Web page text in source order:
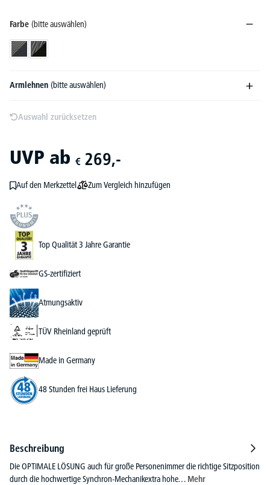
Farbe (bitte auswählen)
Schwarz/Anthrazit
Schwarz/Schwarz
Armlehnen (bitte auswählen)
Auswahl zurücksetzen
UVP ab € 269,-
Auf den Merkzettel Zum Vergleich hinzufügen
Top Qualität 3 Jahre Garantie
GS-zertifiziert
Atmungsaktiv
TÜV Rheinland geprüft
Made in Germany
48 Stunden frei Haus Lieferung
Beschreibung
Die OPTIMALE LÖSUNG auch für große Personenimmer die richtige Sitzposition
durch die hochwertige Synchron-Mechanikextra hohe… Mehr